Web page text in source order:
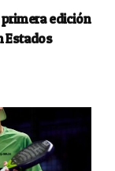
edición
Estados